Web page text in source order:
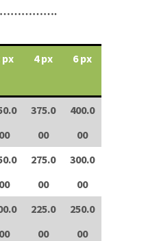
px 4 px 6 px
00
375.0
00
400.0
00
00
275.0
00
300.0
00
00
225.0
00
250.0
00